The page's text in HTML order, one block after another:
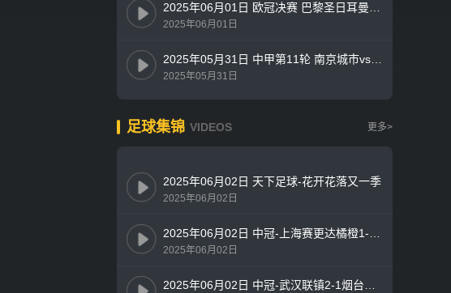
2025年06月01日 欧冠决赛 巴黎圣日耳曼vs国际米兰 全场录像
2025年06月01日
2025年05月31日 中甲第11轮 南京城市vs广东广州豹 全场录像
2025年05月31日
足球集锦 VIDEOS 更多>
2025年06月02日 天下足球-花开花落又一季
2025年06月02日
2025年06月02日 中冠-上海赛更达橘橙1-0湖州美奇 徐永乐内切推射致胜
2025年06月02日
2025年06月02日 中冠-武汉联镇2-1烟台鑫海中天 范金汭补时绝杀